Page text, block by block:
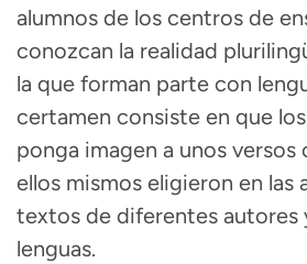
alumnos de los centros de
conozcan la realidad
la que forman parte con
certamen consiste en que
ponga imagen a unos versos
ellos mismos eligieron en las
textos de diferentes autores
lenguas.